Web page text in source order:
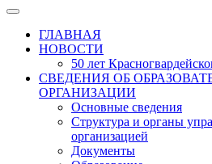
ГЛАВНАЯ
НОВОСТИ
50 лет
СВЕДЕНИЯ ОБ
ОРГАНИЗАЦИИ
Основные сведения
Структура и органы
организацией
Документы